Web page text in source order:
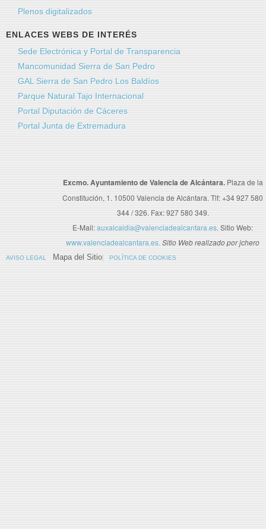
Plenos digitalizados
ENLACES WEBS DE INTERÉS
Sede Electrónica y Portal de Transparencia
Mancomunidad Sierra de San Pedro
GAL Sierra de San Pedro Los Baldíos
Parque Natural Tajo Internacional
Portal Diputación de Cáceres
Portal Junta de Extremadura
Excmo. Ayuntamiento de Valencia de Alcántara. Plaza de la
Constitución, 1. 10500 Valencia de Alcántara. Tlf: +34 927 580
344 / 326. Fax: 927 580 349.
E-Mail:auxalcaldia@valenciadealcantara.es. Sitio Web:
www.valenciadealcantara.es. Sitio Web realizado por jchero
AVISO LEGAL Mapa del Sitio POLÍTICA DE COOKIES